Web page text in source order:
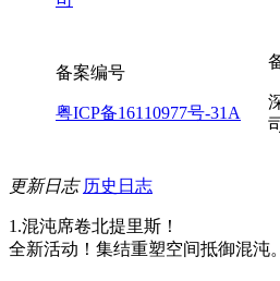
备案编号
粤ICP备16110977号-31A
司
更新日志 历史日志
1.混沌席卷北提里斯！
全新活动！集结重塑空间抵御混沌。